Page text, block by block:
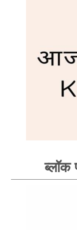
ब्लॉक